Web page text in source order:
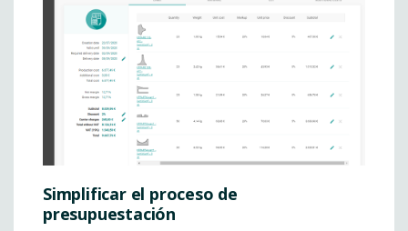
Simplificar el proceso de
presupuestación